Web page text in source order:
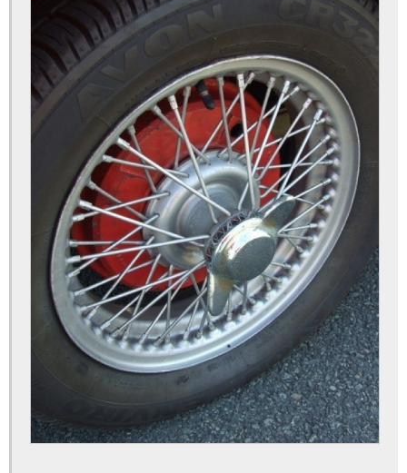
Auto Elétrica 24h
Auto Elétrica 24hrs
Auto Elétrica 24hs
Auto Elétrica a Domicilio
Auto Elétrica Atendimento Domiciliar
Auto Elétrica Bateria
Auto Elétrica Bombas
Auto Elétrica Caminhão
Auto Elétrica Carro
Auto Elétrica de Caminhão
Auto Elétrica de Carro
Auto Elétrica e Ar Condicionado
Auto Elétrica e Mecânica
Auto Elétrica e Oficina Mecânica